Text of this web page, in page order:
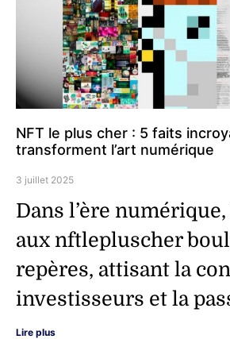
NFT le plus cher : 5 faits
transforment l’art numérique
3 juillet 2025
Dans l’ère
aux nftlepluscher
repères, attisant la
investisseurs et la
Lire plus